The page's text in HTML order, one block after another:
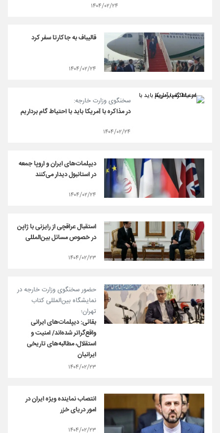
۱۴۰۴/۰۲/۲۴
قالیباف به جاکارتا سفر کرد
۱۴۰۴/۰۲/۲۴
سخنگوی وزارت خارجه:
در مذاکره با آمریکا باید با احتیاط گام برداریم
۱۴۰۴/۰۲/۲۴
دیپلمات‌های ایران و اروپا جمعه
در استانبول دیدار می‌کنند
۱۴۰۴/۰۲/۲۴
استقبال عراقچی از رایزنی با ژاپن
در خصوص مسائل بین‌المللی
۱۴۰۴/۰۲/۲۳
حضور سخنگوی وزارت خارجه در
نمایشگاه بین‌المللی کتاب
تهران؛
بقائی: دیپلمات‌های ایرانی
واقع‌گراتر شده‌اند/ امنیت و
استقلال، مطالبه‌های تاریخی
ایرانیان
۱۴۰۴/۰۲/۲۳
انتصاب نماینده ویژه ایران در
امور دریای خزر
۱۴۰۴/۰۲/۲۳